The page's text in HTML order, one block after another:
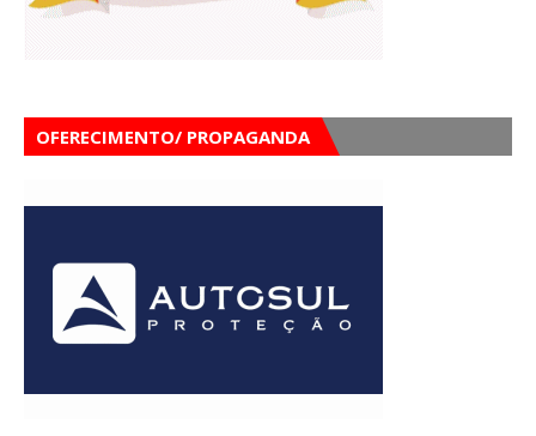
OFERECIMENTO/ PROPAGANDA